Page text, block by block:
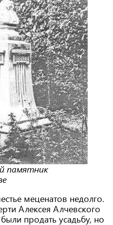
памятник
меценатов недолго.
Алексея Алчевского
продать усадьбу, но